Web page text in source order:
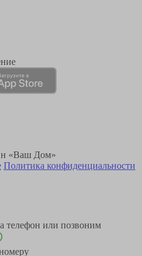
«Ваш Дом»
Политика конфиденциальности
телефон или позвоним